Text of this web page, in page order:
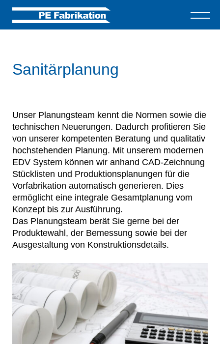
Sanitärplanung
Unser Planungsteam kennt die Normen sowie die
technischen Neuerungen. Dadurch profitieren Sie
von unserer kompetenten Beratung und qualitativ
hochstehenden Planung. Mit unserem modernen
EDV System können wir anhand CAD-Zeichnung
Stücklisten und Produktionsplanungen für die
Vorfabrikation automatisch generieren. Dies
ermöglicht eine integrale Gesamtplanung vom
Konzept bis zur Ausführung.
Das Planungsteam berät Sie gerne bei der
Produktewahl, der Bemessung sowie bei der
Ausgestaltung von Konstruktionsdetails.